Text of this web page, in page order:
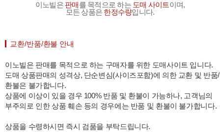
이노빌은 판매를 목적으로 하는 도매 사이트이며,
모든 상품은 한정수량입니다.
교환/반품/환불 안내
이노빌은 판매를 목적으로 하는 구매자를 위한 도매사이트 입니다.
도매 상품판매의 성격상, 단순변심(사이즈포함)에 의한 교환 및 반품/
환불은 불가합니다.
상품에 이상이 있을 경우 100% 반품 및 환불이 가능하나, 고객님의
부주의로 인한 상품 훼손 등의 경우에는 반품 및 환불이 불가합니다.
상품을 수령하시면 즉시 검품을 부탁드립니다.